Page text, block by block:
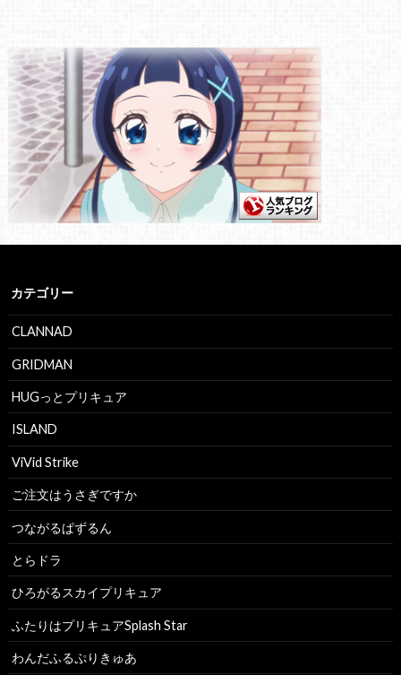
カテゴリー
CLANNAD
GRIDMAN
HUGっとプリキュア
ISLAND
ViVid Strike
ご注文はうさぎですか
つながるぱずるん
とらドラ
ひろがるスカイプリキュア
ふたりはプリキュアSplash Star
わんだふるぷりきゅあ